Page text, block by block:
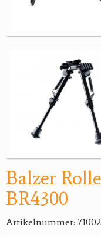
Antikes
Reviereinrichtungen
Balzer
BR4300
Artikelnummer: